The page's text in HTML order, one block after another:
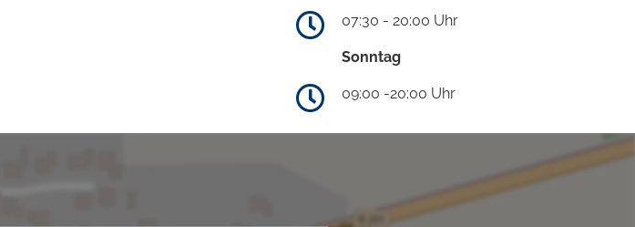
07:30 - 20:00 Uhr
Sonntag
09:00 -20:00 Uhr